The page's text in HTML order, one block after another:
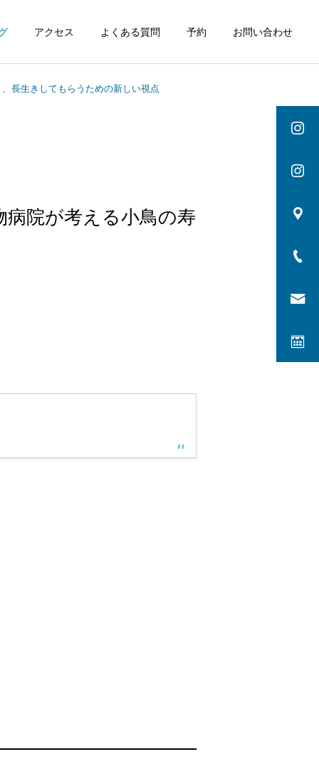
アクセス よくある質問 予約 お問い合わせ
長生きしてもらうための新しい視点
病院が考える小鳥の寿